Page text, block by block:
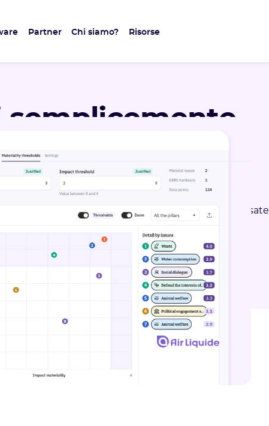
Partner Chi siamo? Risorse
semplicemente
di doppia
valuta i tuoi IRO, coinvolgi le tue parti interessate
la tua matrice di doppia materialità.